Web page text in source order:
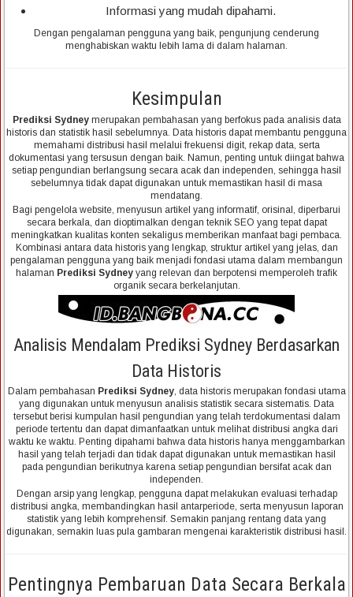
Informasi yang mudah dipahami.
Dengan pengalaman pengguna yang baik, pengunjung cenderung
menghabiskan waktu lebih lama di dalam halaman.
Kesimpulan
Prediksi Sydneymerupakan pembahasan yang berfokus pada analisis data
historis dan statistik hasil sebelumnya. Data historis dapat membantu pengguna
memahami distribusi hasil melalui frekuensi digit, rekap data, serta
dokumentasi yang tersusun dengan baik. Namun, penting untuk diingat bahwa
setiap pengundian berlangsung secara acak dan independen, sehingga hasil
sebelumnya tidak dapat digunakan untuk memastikan hasil di masa
mendatang.
Bagi pengelola website, menyusun artikel yang informatif, orisinal, diperbarui
secara berkala, dan dioptimalkan dengan teknik SEO yang tepat dapat
meningkatkan kualitas konten sekaligus memberikan manfaat bagi pembaca.
Kombinasi antara data historis yang lengkap, struktur artikel yang jelas, dan
pengalaman pengguna yang baik menjadi fondasi utama dalam membangun
halaman Prediksi Sydney yang relevan dan berpotensi memperoleh trafik
organik secara berkelanjutan.
Analisis Mendalam Prediksi Sydney Berdasarkan
Data Historis
Dalam pembahasan Prediksi Sydney, data historis merupakan fondasi utama
yang digunakan untuk menyusun analisis statistik secara sistematis. Data
tersebut berisi kumpulan hasil pengundian yang telah terdokumentasi dalam
periode tertentu dan dapat dimanfaatkan untuk melihat distribusi angka dari
waktu ke waktu. Penting dipahami bahwa data historis hanya menggambarkan
hasil yang telah terjadi dan tidak dapat digunakan untuk memastikan hasil
pada pengundian berikutnya karena setiap pengundian bersifat acak dan
independen.
Dengan arsip yang lengkap, pengguna dapat melakukan evaluasi terhadap
distribusi angka, membandingkan hasil antarperiode, serta menyusun laporan
statistik yang lebih komprehensif. Semakin panjang rentang data yang
digunakan, semakin luas pula gambaran mengenai karakteristik distribusi hasil.
Pentingnya Pembaruan Data Secara Berkala